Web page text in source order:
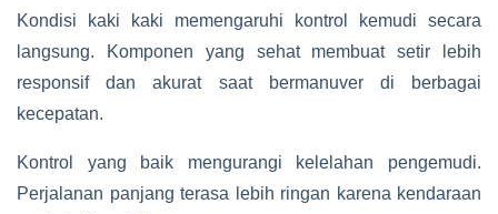
Kondisi kaki kaki memengaruhi kontrol kemudi secara
langsung. Komponen yang sehat membuat setir lebih
responsif dan akurat saat bermanuver di berbagai
kecepatan.
Kontrol yang baik mengurangi kelelahan pengemudi.
Perjalanan panjang terasa lebih ringan karena kendaraan